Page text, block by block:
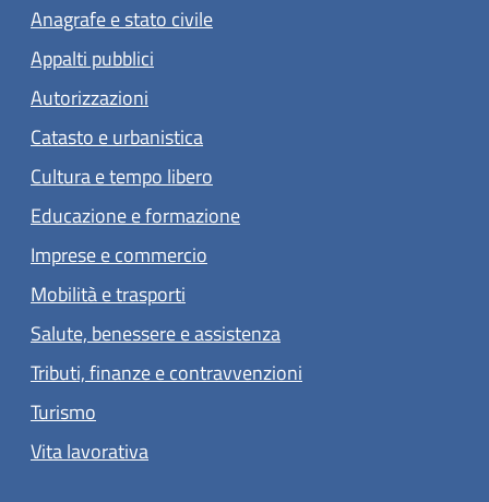
Anagrafe e stato civile
Appalti pubblici
Autorizzazioni
Catasto e urbanistica
Cultura e tempo libero
Educazione e formazione
Imprese e commercio
Mobilità e trasporti
Salute, benessere e assistenza
Tributi, finanze e contravvenzioni
Turismo
Vita lavorativa